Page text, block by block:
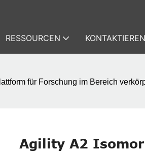
RESSOURCEN
für Forschung im Bereich
Agility A2